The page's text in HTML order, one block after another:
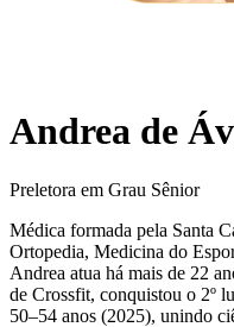
Andrea de
Preletora em Grau Sênior
Médica formada pela Santa
Ortopedia, Medicina do
Andrea atua há mais de 22
de Crossfit, conquistou o 2º
50–54 anos (2025), unindo